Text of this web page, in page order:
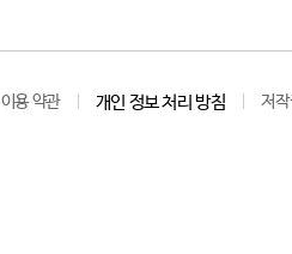
이용 약관 개인 정보 처리 방침 저